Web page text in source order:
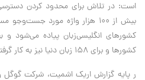
است: در تلاش برای محدود کردن
بیش از 100 هزار واژه مورد
کشورهای انگلیسی‌زبان پیاده می‌شود
کشورها و برای 158 زبان دنیا نیز به کار گرفته خواهد شد.
ر پایه گزارش اریک اشمیت، شرکت گوگل